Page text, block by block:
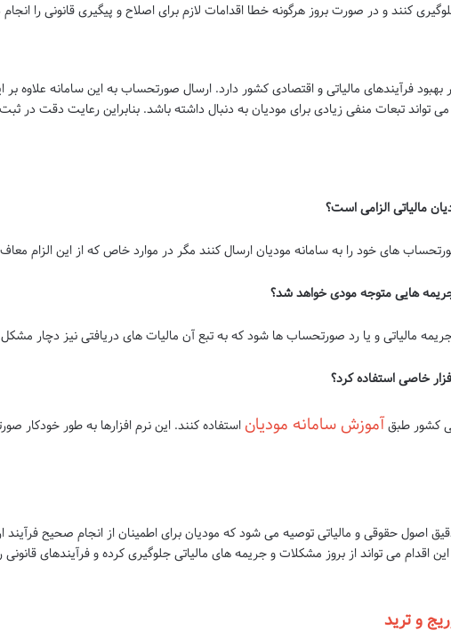
کنند و در صورت بروز هرگونه خطا اقدامات لازم برای اصلاح و پیگیری قانونی را
فرآیندهای مالیاتی و اقتصادی کشور دارد. ارسال صورتحساب به این سامانه علاوه
تواند تبعات منفی زیادی برای مودیان به دنبال داشته باشد. بنابراین رعایت دقت در
مالیاتی الزامی است؟
های خود را به سامانه مودیان ارسال کنند مگر در موارد خاص که از این الزام
هایی متوجه مودی خواهد شد؟
مالیاتی و یا رد صورتحساب ها شود که به تبع آن مالیات های دریافتی نیز دچار
خاصی استفاده کرد؟
کشور طبق آموزش سامانه مودیان استفاده کنند. این نرم افزارها به طور خودکار
اصول حقوقی و مالیاتی توصیه می شود که مودیان برای اطمینان از انجام صحیح
می تواند از بروز مشکلات و جریمه های مالیاتی جلوگیری کرده و فرآیندهای قانونی
و ترید